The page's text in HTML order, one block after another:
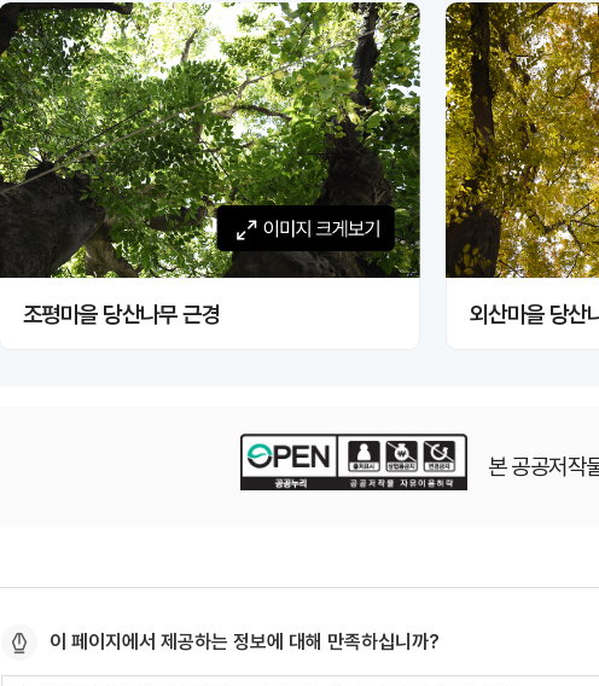
조평마을 당산나무 근경
이미지 크게보기
외산마을 당산
이미지
본 공공저작
페
이
이 페이지에서 제공하는 정보에 대해 만족하십니까?